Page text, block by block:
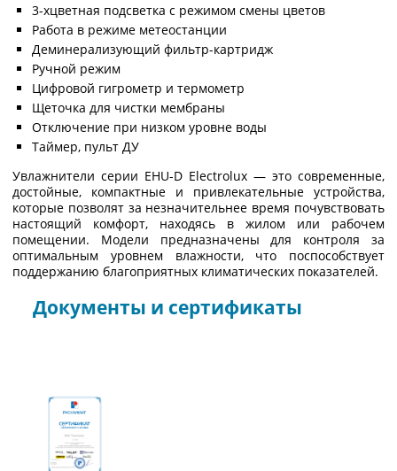
3-хцветная подсветка с режимом смены цветов
Работа в режиме метеостанции
Деминерализующий фильтр-картридж
Ручной режим
Цифровой гигрометр и термометр
Щеточка для чистки мембраны
Отключение при низком уровне воды
Таймер, пульт ДУ
Увлажнители серии EHU-D Electrolux — это современные,
достойные, компактные и привлекательные устройства,
которые позволят за незначительнее время почувствовать
настоящий комфорт, находясь в жилом или рабочем
помещении. Модели предназначены для контроля за
оптимальным уровнем влажности, что поспособствует
поддержанию благоприятных климатических показателей.
Документы и сертификаты